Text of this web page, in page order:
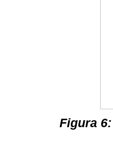
Figura